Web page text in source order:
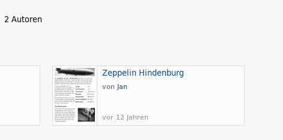
2 Autoren
Zeppelin Hindenburg
von Jan
vor 12 Jahren